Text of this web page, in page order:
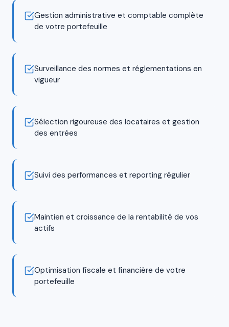
Gestion administrative et comptable complète
de votre portefeuille
Surveillance des normes et réglementations en
vigueur
Sélection rigoureuse des locataires et gestion
des entrées
Suivi des performances et reporting régulier
Maintien et croissance de la rentabilité de vos
actifs
Optimisation fiscale et financière de votre
portefeuille